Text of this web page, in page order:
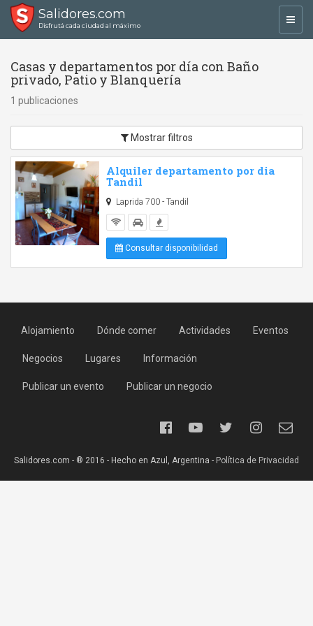
Salidores.com
Disfrutá cada ciudad al máximo
Casas y departamentos por día con Baño
privado, Patio y Blanquería
1 publicaciones
Mostrar filtros
Alquiler departamento por dia
Tandil
Laprida 700 - Tandil
Consultar disponibilidad
Alojamiento Dónde comer Actividades Eventos
Negocios Lugares Información
Publicar un evento Publicar un negocio
Salidores.com - ® 2016 - Hecho en Azul, Argentina - Política de Privacidad